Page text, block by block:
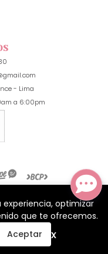
- Lima
a 6:00pm
Yo vendo conBsale
optimizar
que te ofrecemos.
Aceptar x